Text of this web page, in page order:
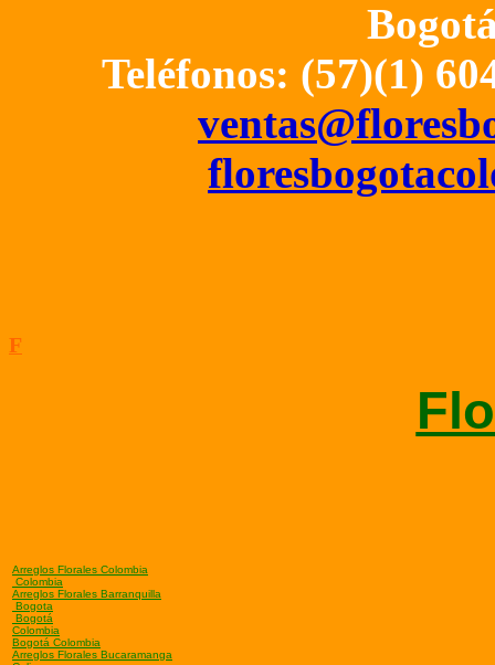
Teléfonos: (57)(1)
F
Arreglos Florales Colombia
Colombia
Arreglos Florales Barranquilla
Bogota
Bogotá
Colombia
Bogotá Colombia
Arreglos Florales Bucaramanga